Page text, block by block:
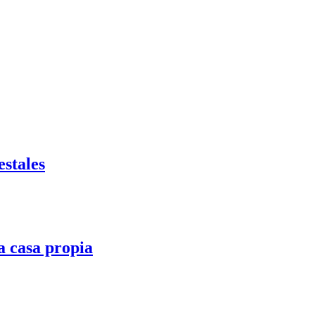
casa propia